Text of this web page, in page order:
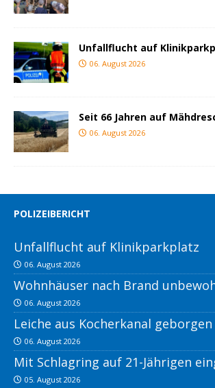
Unfallflucht auf
06. August 2026
Seit 66 Jahren auf
06. August 2026
POLIZEIBERICHT
Unfallflucht auf Klinikparkplatz
06. August 2026
Wohnhäuser nach Brand
06. August 2026
Leiche aus Kocherkanal geborgen
06. August 2026
Mit Schlagring auf 21-Jährigen
05. August 2026